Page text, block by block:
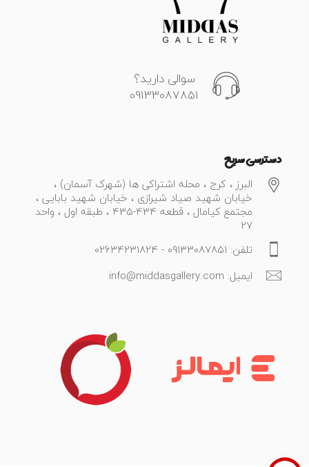
سوالی دارید؟
09133087851
دسترسی سریع
البرز ، کرج ، محله اشتراکی ها (شهرک آسمان) ،
خیابان شهید صیاد شیرازی ، خیابان شهید بابایی ،
مجتمع کیامال ، قطعه 434-435 ، طبقه اول ، واحد
27
تلفن: 09133087851 - 02634231824
ایمیل: info@middasgallery.com